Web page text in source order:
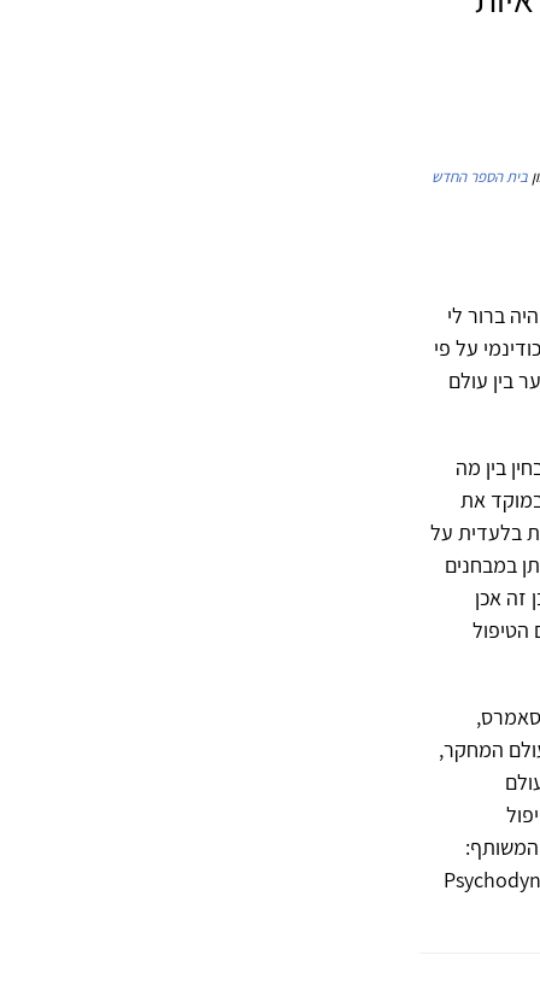
בית הספר החדש
ברור לי
על פי
בין עולם
בין מה
את
בלעדית על
במבחנים
זה אכן
הטיפול
סאמרס,
המחקר,
המשותף: